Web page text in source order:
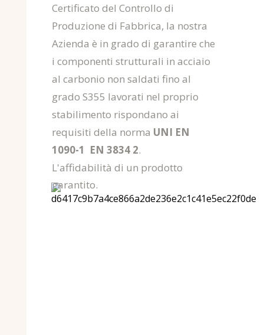
Certificato del Controllo di
Produzione di Fabbrica, la nostra
Azienda è in grado di garantire che
i componenti strutturali in acciaio
al carbonio non saldati fino al
grado S355 lavorati nel proprio
stabilimento rispondano ai
requisiti della norma UNI EN
1090-1 EN 3834 2.
L'affidabilità di un prodotto
garantito.